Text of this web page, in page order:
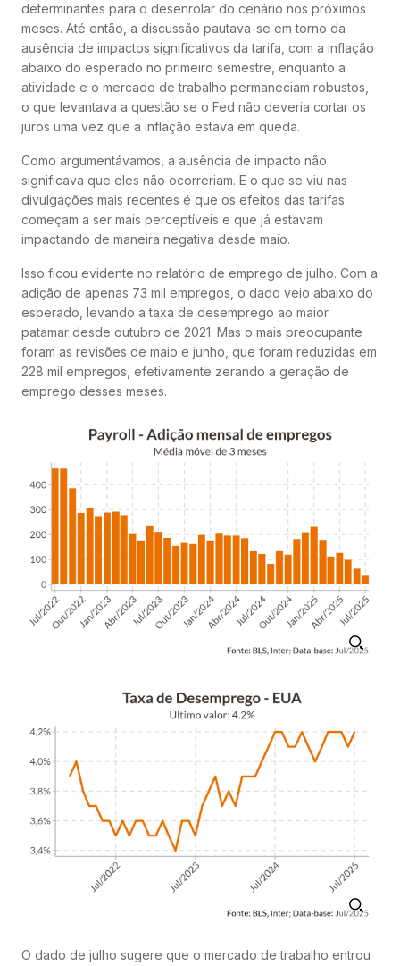
determinantes para o desenrolar do cenário nos próximos
meses. Até então, a discussão pautava-se em torno da
ausência de impactos significativos da tarifa, com a inflação
abaixo do esperado no primeiro semestre, enquanto a
atividade e o mercado de trabalho permaneciam robustos,
o que levantava a questão se o Fed não deveria cortar os
juros uma vez que a inflação estava em queda.
Como argumentávamos, a ausência de impacto não
significava que eles não ocorreriam. E o que se viu nas
divulgações mais recentes é que os efeitos das tarifas
começam a ser mais perceptíveis e que já estavam
impactando de maneira negativa desde maio.
Isso ficou evidente no relatório de emprego de julho. Com a
adição de apenas 73 mil empregos, o dado veio abaixo do
esperado, levando a taxa de desemprego ao maior
patamar desde outubro de 2021. Mas o mais preocupante
foram as revisões de maio e junho, que foram reduzidas em
228 mil empregos, efetivamente zerando a geração de
emprego desses meses.
O dado de julho sugere que o mercado de trabalho entrou